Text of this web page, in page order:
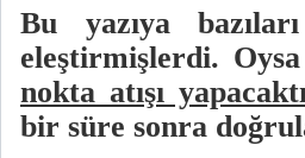
Bu yazıya
eleştirmişlerdi.
nokta atışı
bir süre sonra